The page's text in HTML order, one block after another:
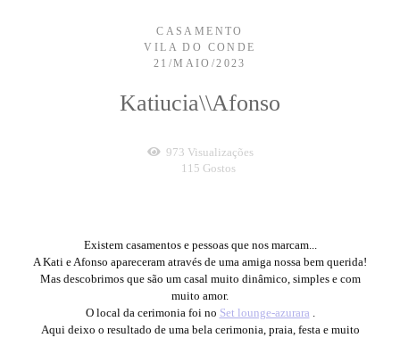
CASAMENTO
VILA DO CONDE
21/MAIO/2023
Katiucia\\Afonso
973 Visualizações
115 Gostos
Existem casamentos e pessoas que nos marcam...
A Kati e Afonso apareceram através de uma amiga nossa bem querida!
Mas descobrimos que são um casal muito dinâmico, simples e com
muito amor.
O local da cerimonia foi no Set lounge-azurara .
Aqui deixo o resultado de uma bela cerimonia, praia, festa e muito